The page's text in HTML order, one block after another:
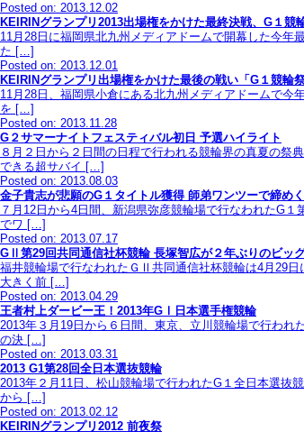
Posted on: 2013.12.02
KEIRINグランプリ2013出場権をかけた最終決戦、G１競
11月28日に福岡県北九州メディアドームで開幕した今
た […]
Posted on: 2013.12.01
KEIRINグランプリ出場権をかけた最後の戦い「G１競輪
11月28日、福岡県小倉にある北九州メディアドームで
を […]
Posted on: 2013.11.28
G２サマーナイトフェスティバル初日 予選ハイライト
８月２日から２日間の日程で行われる競輪界の真夏の祭
できる超サバイ […]
Posted on: 2013.08.03
金子貴志が悲願のG１タイトル獲得 師弟ワンツーで締め
７月12日から4日間、新潟県弥彦競輪場で行なわれたG
でワ […]
Posted on: 2013.07.17
GⅡ第29回共同通信社杯競輪 長塚智広が２年ぶりのビッ
福井競輪場で行なわれたＧⅡ共同通信社杯競輪は4月29
大きく前 […]
Posted on: 2013.04.29
王者村上ダービー王！2013年GⅠ日本選手権競輪
2013年３月19日から６日間、東京、立川競輪場で行わ
の決 […]
Posted on: 2013.03.31
2013 G1第28回全日本選抜競輪
2013年２月11日、松山競輪場で行われたG１全日本選抜
から […]
Posted on: 2013.02.12
KEIRINグランプリ2012 前夜祭